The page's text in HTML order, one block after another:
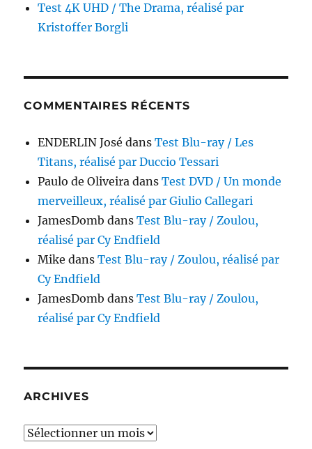
Test 4K UHD / The Drama, réalisé par
Kristoffer Borgli
COMMENTAIRES RÉCENTS
ENDERLIN José dansTest Blu-ray / Les
Titans, réalisé par Duccio Tessari
Paulo de Oliveira dansTest DVD / Un monde
merveilleux, réalisé par Giulio Callegari
JamesDomb dansTest Blu-ray / Zoulou,
réalisé par Cy Endfield
Mike dansTest Blu-ray / Zoulou, réalisé par
Cy Endfield
JamesDomb dansTest Blu-ray / Zoulou,
réalisé par Cy Endfield
ARCHIVES
Archives